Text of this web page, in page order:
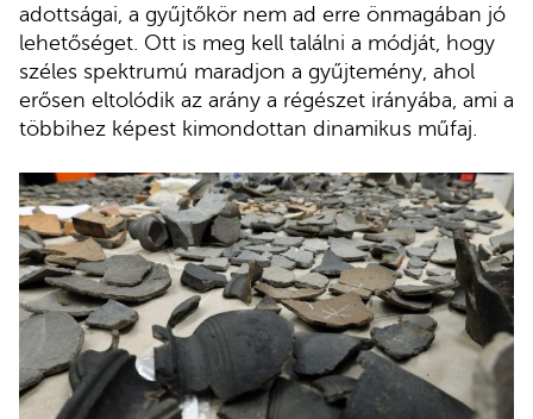
adottságai, a gyűjtőkör nem ad erre önmagában jó
lehetőséget. Ott is meg kell találni a módját, hogy
széles spektrumú maradjon a gyűjtemény, ahol
erősen eltolódik az arány a régészet irányába, ami a
többihez képest kimondottan dinamikus műfaj.